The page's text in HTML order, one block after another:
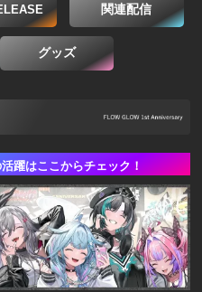
EN
関連配信
グッズ
躍はここからチェック！